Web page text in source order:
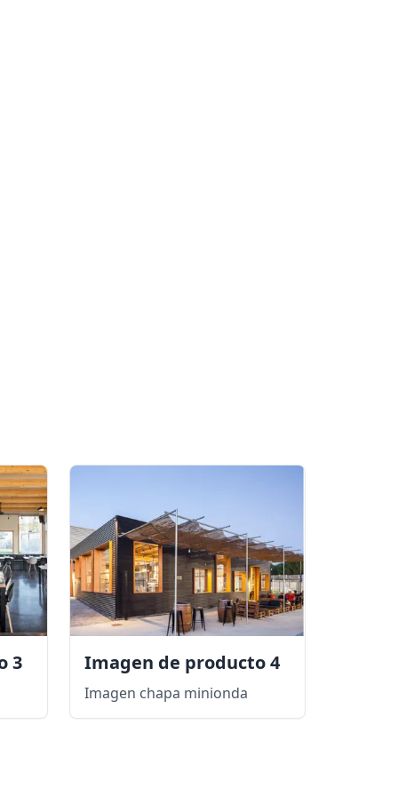
Blanco Pirineo 1006, Rojo Teja 7001,
3 Imagen de producto 4
Imagen chapa minionda